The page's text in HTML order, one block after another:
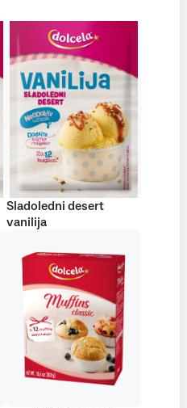
Sladoledni desert
vanilija